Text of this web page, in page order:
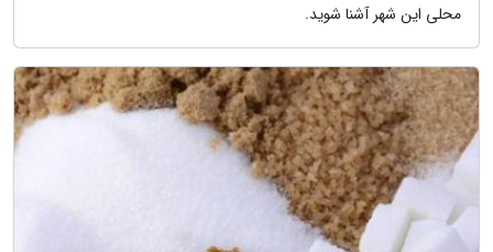
محلی این شهر آشنا شوید.